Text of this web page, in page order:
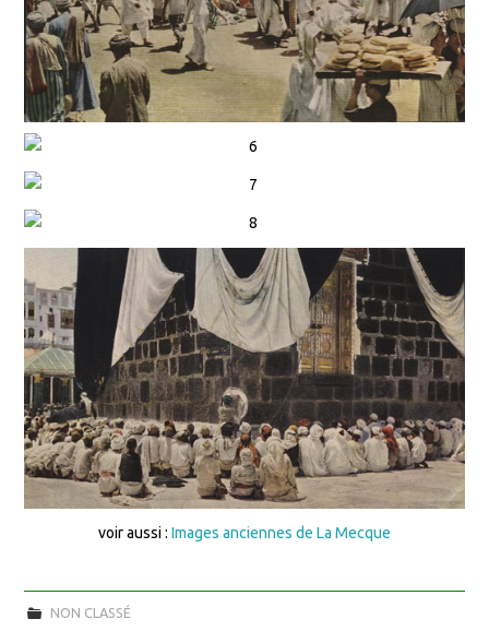
voir aussi : Images anciennes de La Mecque
NON CLASSÉ